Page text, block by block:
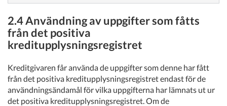
2.4 Användning av uppgifter som fåtts
från det positiva
kreditupplysningsregistret
Kreditgivaren får använda de uppgifter som denne har fått
från det positiva kreditupplysningsregistret endast för de
användningsändamål för vilka uppgifterna har lämnats ut ur
det positiva kreditupplysningsregistret. Om de